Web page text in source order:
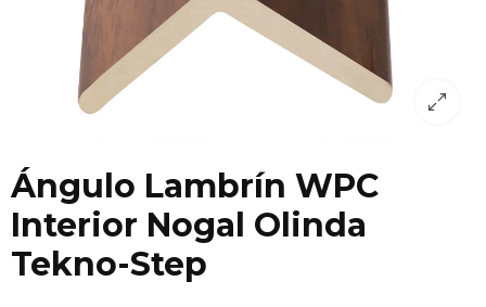
Ángulo Lambrín WPC
Interior Nogal Olinda
Tekno-Step